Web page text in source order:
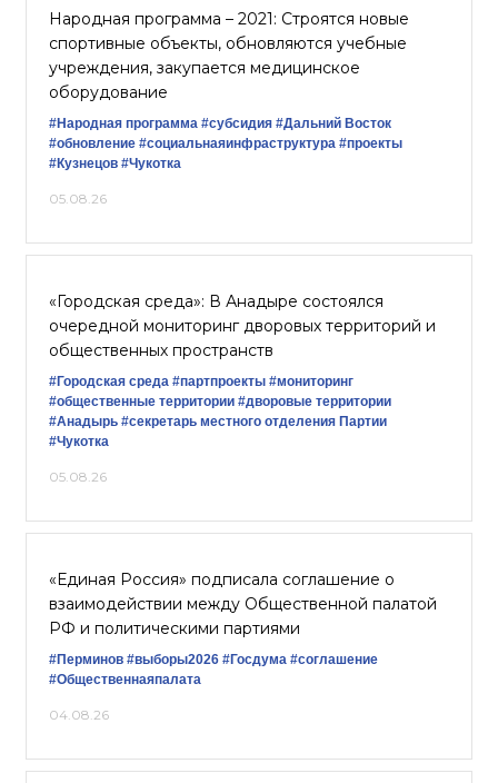
Народная программа – 2021: Строятся новые
спортивные объекты, обновляются учебные
учреждения, закупается медицинское
оборудование
#Народная программа #субсидия #Дальний Восток
#обновление #социальнаяинфраструктура #проекты
#Кузнецов #Чукотка
05.08.26
«Городская среда»: В Анадыре состоялся
очередной мониторинг дворовых территорий и
общественных пространств
#Городская среда #партпроекты #мониторинг
#общественные территории #дворовые территории
#Анадырь #секретарь местного отделения Партии
#Чукотка
05.08.26
«Единая Россия» подписала соглашение о
взаимодействии между Общественной палатой
РФ и политическими партиями
#Перминов #выборы2026 #Госдума #соглашение
#Общественнаяпалата
04.08.26